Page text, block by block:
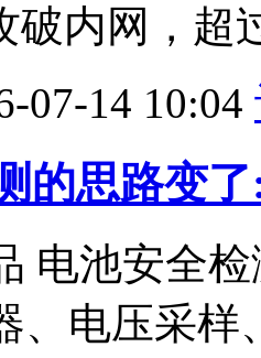
破内网，超
07-14 10:04
的思路变
电池安全
、电压采